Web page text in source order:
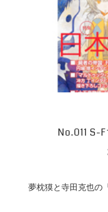
No.011 S-
夢枕獏と寺田克也の